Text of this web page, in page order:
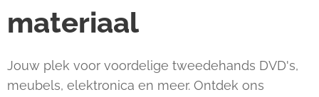
materiaal
Jouw plek voor voordelige tweedehands DVD's,
meubels, elektronica en meer. Ontdek ons